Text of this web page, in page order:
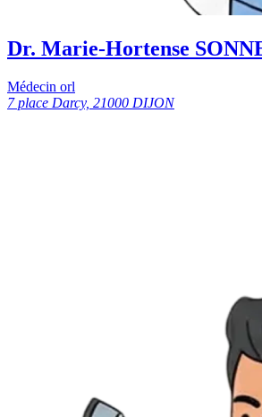
Dr. Marie-Hortense
Médecin orl
7 place Darcy, 21000 DIJON